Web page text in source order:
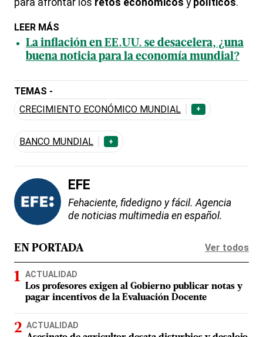
LEER MÁS
La inflación en EE.UU. se desacelera, ¿una
buena noticia para la economía mundial?
TEMAS -
CRECIMIENTO ECONÓMICO MUNDIAL
+
BANCO MUNDIAL +
EFE
Fehaciente, fidedigno y fácil. Agencia
de noticias multimedia en español.
EN PORTADA Ver todos
ACTUALIDAD
Los profesores exigen al Gobierno publicar notas y
pagar incentivos de la Evaluación Docente
ACTUALIDAD